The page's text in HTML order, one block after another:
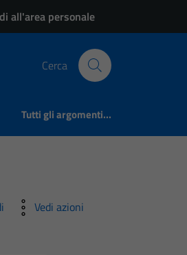
all'area personale
Cerca
Tutti gli argomenti...
Vedi azioni